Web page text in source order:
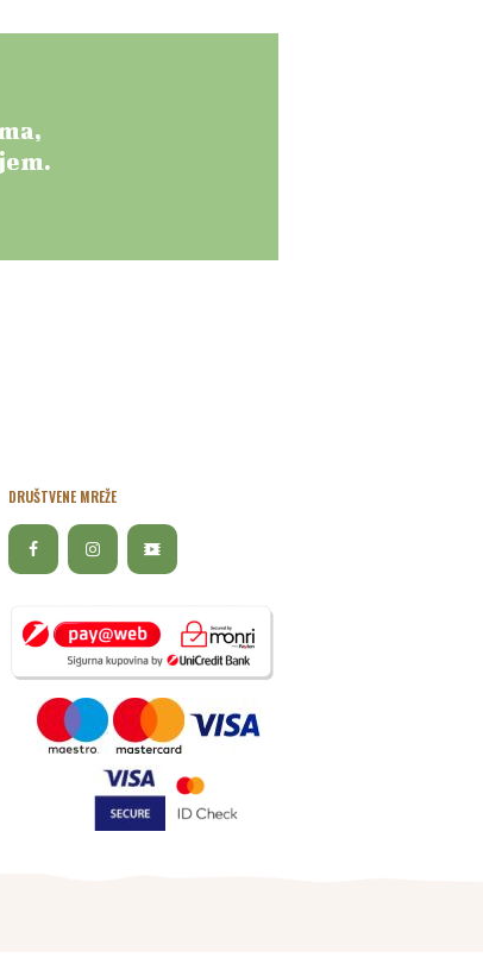
DRUŠTVENE MREŽE